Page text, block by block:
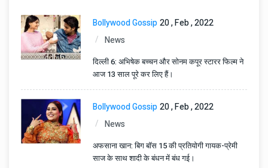
Bollywood Gossip20 , Feb , 2022
News
दिल्ली 6: अभिषेक बच्चन और सोनम कपूर स्टारर फिल्म ने
आज 13 साल पूरे कर लिए हैं।
Bollywood Gossip20 , Feb , 2022
News
अफसाना खान: बिग बॉस 15 की प्रतियोगी गायक-प्रेमी
साज के साथ शादी के बंधन में बंध गई।